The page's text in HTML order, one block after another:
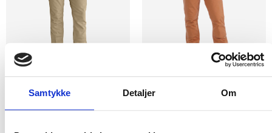
Samtykke Detaljer Om
Flere varianter